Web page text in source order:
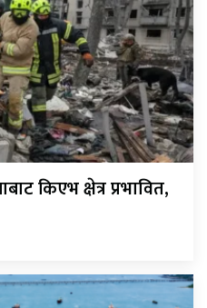
किएभ क्षेत्र प्रभावित,